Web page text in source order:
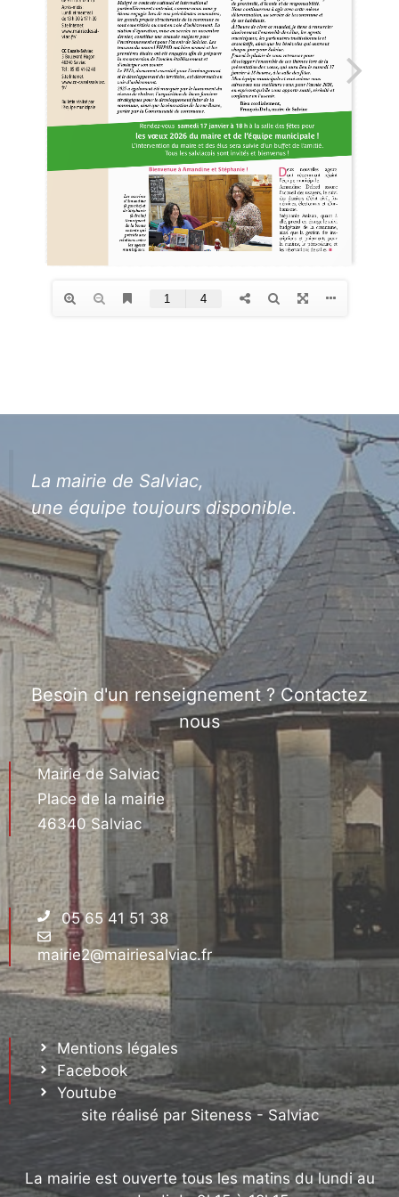
La mairie de Salviac,
une équipe toujours disponible.
Besoin d'un renseignement ? Contactez
nous
Mairie de Salviac
Place de la mairie
46340 Salviac
05 65 41 51 38
mairie2@mairiesalviac.fr
Mentions légales
Facebook
Youtube
site réalisé par Siteness - Salviac
La mairie est ouverte tous les matins du lundi au